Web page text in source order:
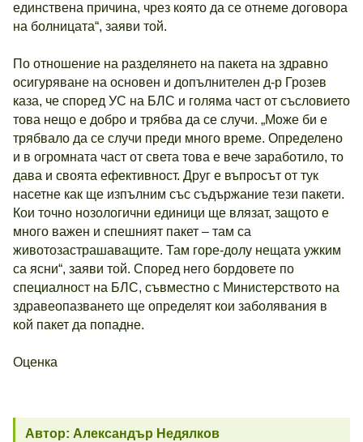
единствена причина, чрез която да се отнеме договора
на болницата“, заяви той.
По отношение на разделянето на пакета на здравно
осигуряване на основен и допълнителен д-р Грозев
каза, че според УС на БЛС и голяма част от съсловието
това нещо е добро и трябва да се случи. „Може би е
трябвало да се случи преди много време. Определено
и в огромната част от света това е вече заработило, то
дава и своята ефективност. Друг е въпросът от тук
насетне как ще изпълним със съдържание тези пакети.
Кои точно нозологични единици ще влязат, защото е
много важен и спешният пакет – там са
животозастрашаващите. Там горе-долу нещата ужким
са ясни“, заяви той. Според него бордовете по
специалност на БЛС, съвместно с Министерството на
здравеопазването ще определят кои заболявания в
кой пакет да попадне.
Оценка
Автор: Александър Недялков